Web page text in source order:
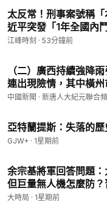
太反常！刑事案號稱
近平突發「1年全國內
務治國與秘密打造「第
江峰時刻 · 53分鐘前
（二）廣西持續強降
連出現險情，其中橫
口，下游多個鄉鎮嚴重
中國新聞 · 新唐人大紀元聯合
亞特蘭提斯：失落的
GJW+ · 1星期前
余宗基將軍回答問題
但巨量無人機怎麼防
中共國用稀土做武器有
大時局 · 1星期前